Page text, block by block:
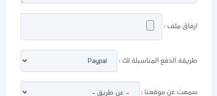
ارفاق ملف :
طريقة الدفع المناسبلة لك :
سمعت عن موقعنا :